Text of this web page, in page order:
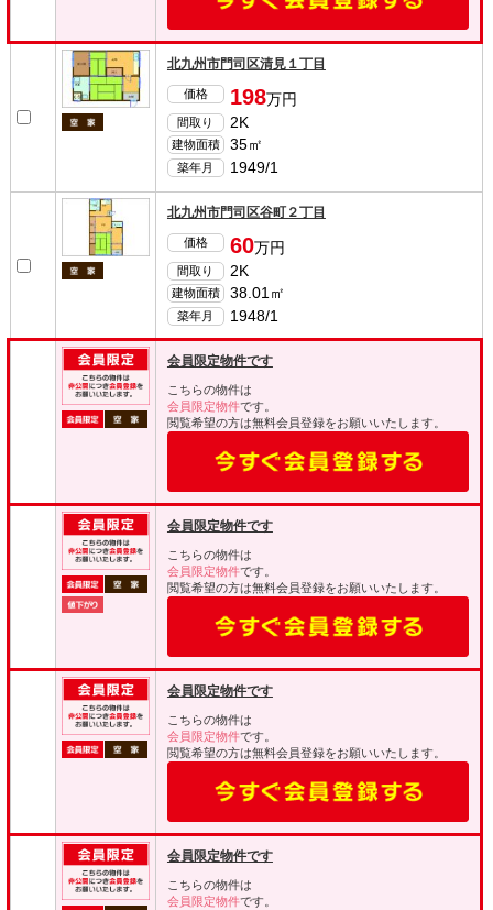
北九州市門司区清見１丁目
価格 198万円
間取り 2K
建物面積 35㎡
築年月 1949/1
北九州市門司区谷町２丁目
価格 60万円
間取り 2K
建物面積 38.01㎡
築年月 1948/1
会員限定物件です
こちらの物件は
会員限定物件です。
閲覧希望の方は無料会員登録をお願いいたします。
会員限定物件です
こちらの物件は
会員限定物件です。
閲覧希望の方は無料会員登録をお願いいたします。
会員限定物件です
こちらの物件は
会員限定物件です。
閲覧希望の方は無料会員登録をお願いいたします。
会員限定物件です
こちらの物件は
会員限定物件です。